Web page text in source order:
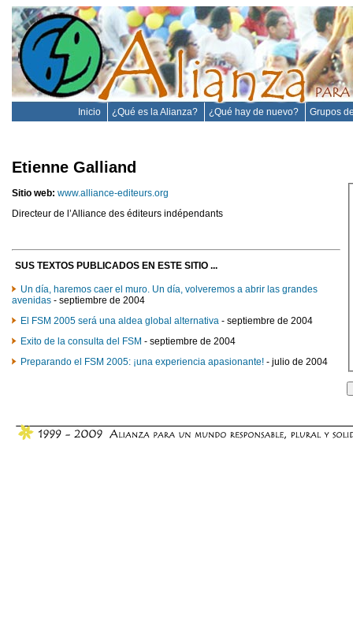
Inicio ¿Qué es la Alianza? ¿Qué hay de nuevo? Grupos
Etienne Galliand
Sitio web: www.alliance-editeurs.org
Directeur de l’Alliance des éditeurs indépendants
SUS TEXTOS PUBLICADOS EN ESTE SITIO ...
Un día, haremos caer el muro. Un día, volveremos a abrir las grandes
avenidas - septiembre de 2004
El FSM 2005 será una aldea global alternativa - septiembre de 2004
Exito de la consulta del FSM - septiembre de 2004
Preparando el FSM 2005: ¡una experiencia apasionante! - julio de 2004